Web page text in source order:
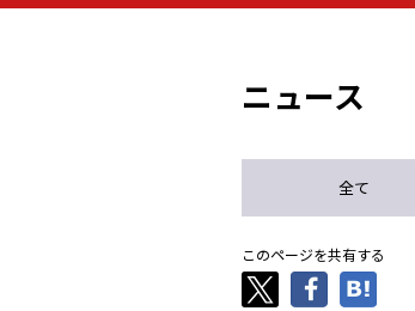
- -
ニュース
全て
このページを共有する